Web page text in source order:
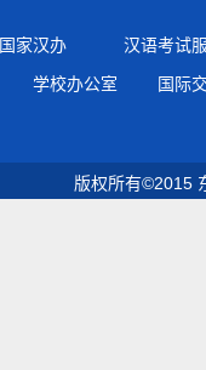
国家汉办
汉语考试
学校办公室
国际
版权所有©2015